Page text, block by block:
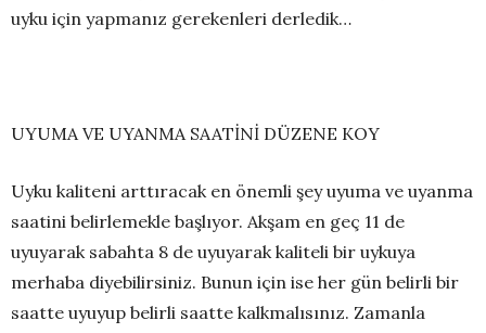
uyku için yapmanız gerekenleri derledik…
UYUMA VE UYANMA SAATİNİ DÜZENE KOY
Uyku kaliteni arttıracak en önemli şey uyuma ve uyanma
saatini belirlemekle başlıyor. Akşam en geç 11 de
uyuyarak sabahta 8 de uyuyarak kaliteli bir uykuya
merhaba diyebilirsiniz. Bunun için ise her gün belirli bir
saatte uyuyup belirli saatte kalkmalısınız. Zamanla